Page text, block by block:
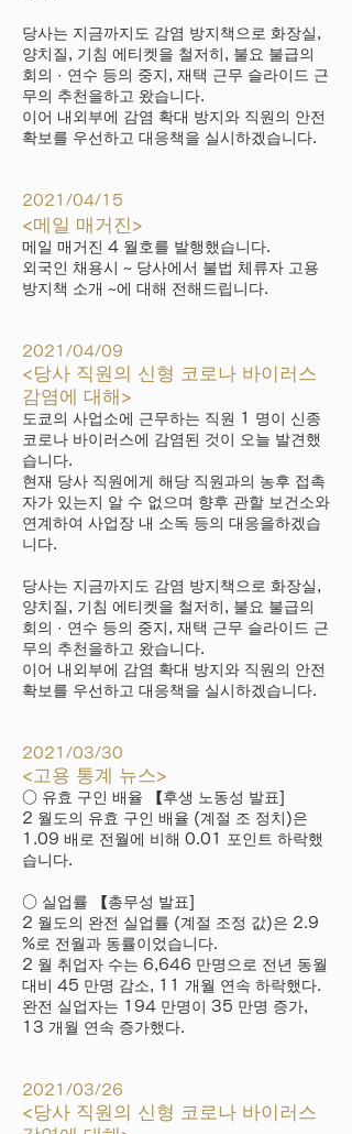
당사는 지금까지도 감염 방지책으로 화장실,
양치질, 기침 에티켓을 철저히, 불요 불급의
회의 · 연수 등의 중지, 재택 근무 슬라이드 근
무의 추천을하고 왔습니다.
이어 내외부에 감염 확대 방지와 직원의 안전
확보를 우선하고 대응책을 실시하겠습니다.
2021/04/15
<메일 매거진>
메일 매거진 4 월호를 발행했습니다.
외국인 채용시 ~ 당사에서 불법 체류자 고용
방지책 소개 ~에 대해 전해드립니다.
2021/04/09
<당사 직원의 신형 코로나 바이러스
감염에 대해>
도쿄의 사업소에 근무하는 직원 1 명이 신종
코로나 바이러스에 감염된 것이 오늘 발견했
습니다.
현재 당사 직원에게 해당 직원과의 농후 접촉
자가 있는지 알 수 없으며 향후 관할 보건소와
연계하여 사업장 내 소독 등의 대응을하겠습
니다.
당사는 지금까지도 감염 방지책으로 화장실,
양치질, 기침 에티켓을 철저히, 불요 불급의
회의 · 연수 등의 중지, 재택 근무 슬라이드 근
무의 추천을하고 왔습니다.
이어 내외부에 감염 확대 방지와 직원의 안전
확보를 우선하고 대응책을 실시하겠습니다.
2021/03/30
<고용 통계 뉴스>
○ 유효 구인 배율 【후생 노동성 발표]
2 월도의 유효 구인 배율 (계절 조 정치)은
1.09 배로 전월에 비해 0.01 포인트 하락했
습니다.
○ 실업률 【총무성 발표]
2 월도의 완전 실업률 (계절 조정 값)은 2.9
%로 전월과 동률이었습니다.
2 월 취업자 수는 6,646 만명으로 전년 동월
대비 45 만명 감소, 11 개월 연속 하락했다.
완전 실업자는 194 만명이 35 만명 증가,
13 개월 연속 증가했다.
2021/03/26
<당사 직원의 신형 코로나 바이러스